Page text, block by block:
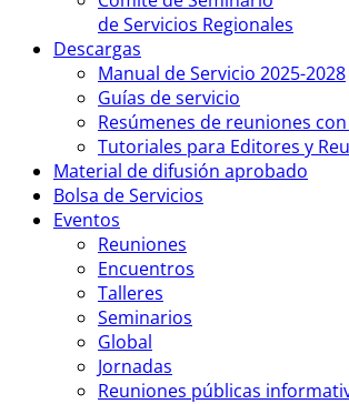
de Servicios Regionales
Descargas
Manual de Servicio 2025-2028
Guías de servicio
Resúmenes de reuniones con
Tutoriales para Editores y
Material de difusión aprobado
Bolsa de Servicios
Eventos
Reuniones
Encuentros
Talleres
Seminarios
Global
Jornadas
Reuniones públicas